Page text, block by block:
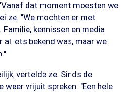
dat moment moesten we
ze. "We mochten er met
Familie, kennissen en media
al iets bekend was, maar we
vertelde ze. Sinds de
weer vrijuit spreken. "Een hele